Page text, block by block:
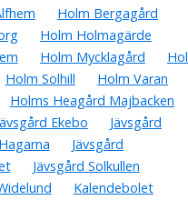
Holm Bergagård
Holm Holmagärde
Holm Mycklagård
Holm Solhill
Holm Varan
Holms Heagård Majbacken
Ekebo
Jävsgård
Jävsgård
Jävsgård Solkullen
Kalendebolet